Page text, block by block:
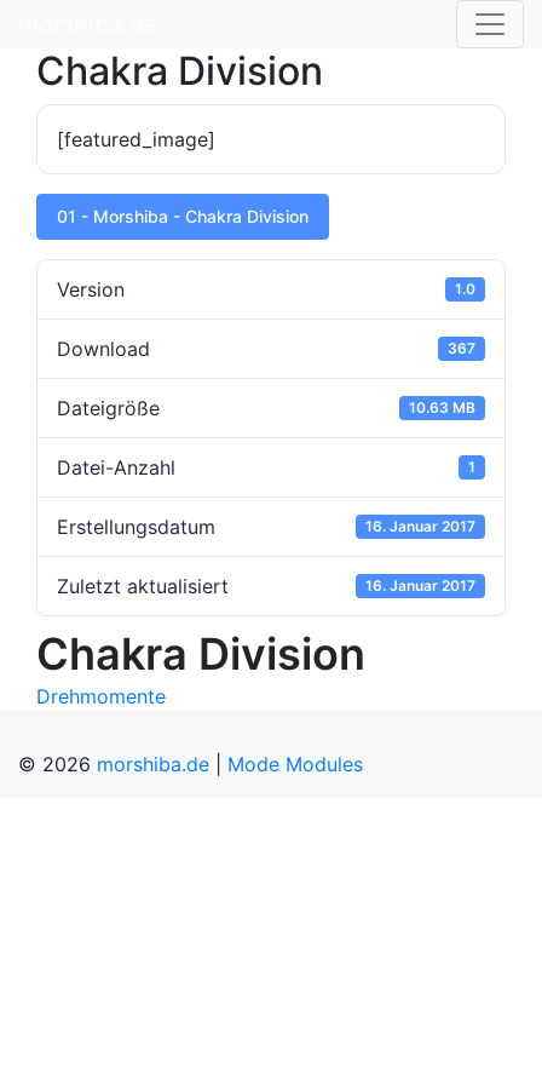
contentChakra Division
[featured_image]
01 - Morshiba - Chakra Division
Version 1.0
Download 367
Dateigröße 10.63 MB
Datei-Anzahl 1
Erstellungsdatum 16. Januar 2017
Zuletzt aktualisiert 16. Januar 2017
Chakra Division
Beitragsnavigation
Drehmomente
© 2026 morshiba.de Mode Modules